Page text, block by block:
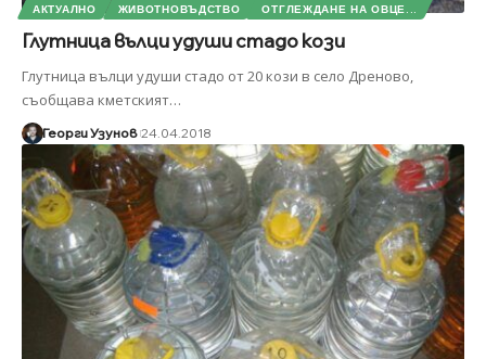
АКТУАЛНО ЖИВОТНОВЪДСТВО ОТГЛЕЖДАНЕ НА ОВЦЕ...
Глутница вълци удуши стадо кози
Глутница вълци удуши стадо от 20 кози в село Дреново,
съобщава кметският…
Георги Узунов 24.04.2018